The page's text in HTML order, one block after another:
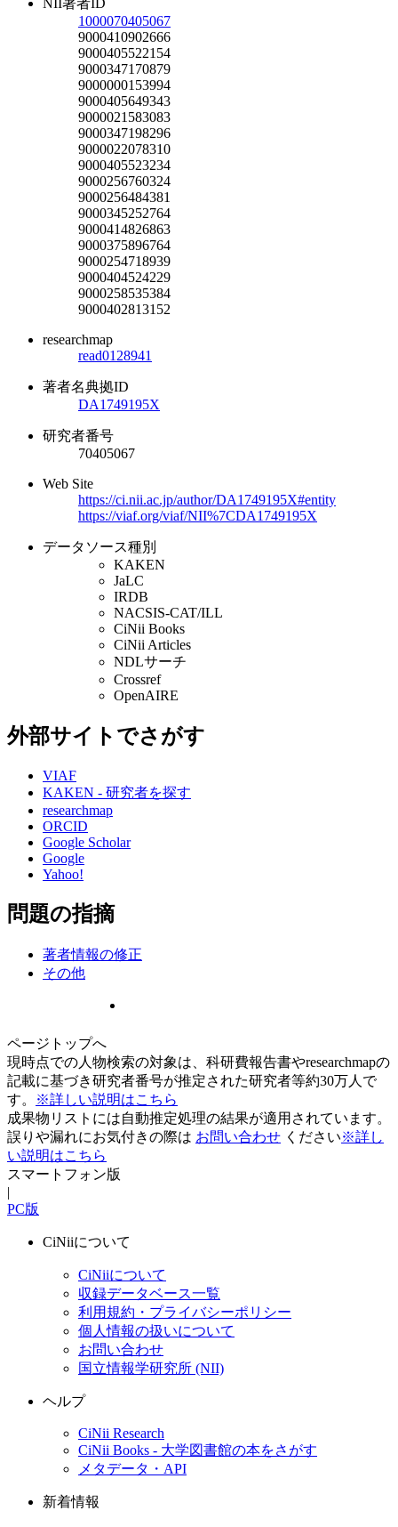
1000070405067
9000410902666
9000405522154
9000347170879
9000000153994
9000405649343
9000021583083
9000347198296
9000022078310
9000405523234
9000256760324
9000256484381
9000345252764
9000414826863
9000375896764
9000254718939
9000404524229
9000258535384
9000402813152
researchmap
read0128941
著者名典拠ID
DA1749195X
研究者番号
70405067
Web Site
https://ci.nii.ac.jp/author/DA1749195X#entity
https://viaf.org/viaf/NII%7CDA1749195X
データソース種別
KAKEN
JaLC
IRDB
NACSIS-CAT/ILL
CiNii Books
CiNii Articles
NDLサーチ
Crossref
OpenAIRE
外部サイトでさがす
VIAF
KAKEN - 研究者を探す
researchmap
ORCID
Google Scholar
Google
Yahoo!
問題の指摘
著者情報の修正
その他
ページトップへ
現時点での人物検索の対象は、科研費報告書やresearchmapの
記載に基づき研究者番号が推定された研究者等約30万人で
す。
※詳しい説明はこちら
成果物リストには自動推定処理の結果が適用されています。
誤りや漏れにお気付きの際は お問い合わせ ください※詳し
い説明はこちら
スマートフォン版
|
PC版
CiNiiについて
CiNiiについて
収録データベース一覧
利用規約・プライバシーポリシー
個人情報の扱いについて
お問い合わせ
国立情報学研究所 (NII)
ヘルプ
CiNii Research
CiNii Books - 大学図書館の本をさがす
メタデータ・API
新着情報